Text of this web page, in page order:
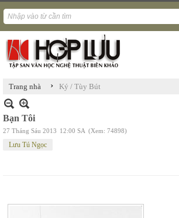
Trang nhà › Ký / Tùy Bút
Bạn Tôi
27 Tháng Sáu 2013 12:00 SA (Xem: 74898)
Lưu Tú Ngọc